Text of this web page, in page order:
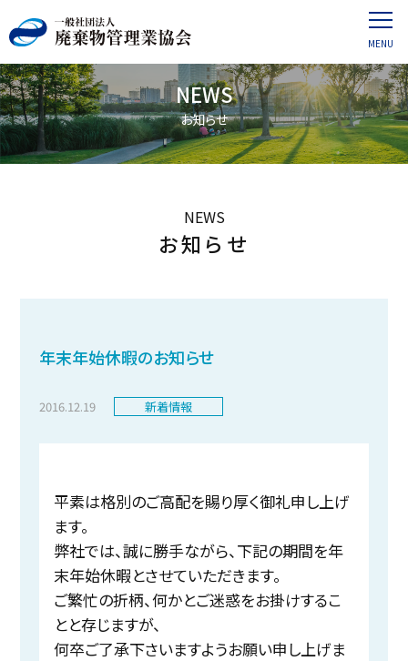
NEWS
お知らせ
NEWS
お知らせ
年末年始休暇のお知らせ
2016.12.19 新着情報
平素は格別のご高配を賜り厚く御礼申し上げ
ます。
弊社では、誠に勝手ながら、下記の期間を年
末年始休暇とさせていただきます。
ご繁忙の折柄、何かとご迷惑をお掛けするこ
とと存じますが、
何卒ご了承下さいますようお願い申し上げま